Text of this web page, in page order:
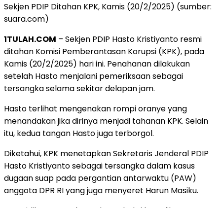
Sekjen PDIP Ditahan KPK, Kamis (20/2/2025) (sumber:
suara.com)
1TULAH.COM – Sekjen PDIP Hasto Kristiyanto resmi
ditahan Komisi Pemberantasan Korupsi (KPK), pada
Kamis (20/2/2025) hari ini. Penahanan dilakukan
setelah Hasto menjalani pemeriksaan sebagai
tersangka selama sekitar delapan jam.
Hasto terlihat mengenakan rompi oranye yang
menandakan jika dirinya menjadi tahanan KPK. Selain
itu, kedua tangan Hasto juga terborgol.
Diketahui, KPK menetapkan Sekretaris Jenderal PDIP
Hasto Kristiyanto sebagai tersangka dalam kasus
dugaan suap pada pergantian antarwaktu (PAW)
anggota DPR RI yang juga menyeret Harun Masiku.